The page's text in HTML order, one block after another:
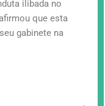
ilibada no
que esta
gabinete na